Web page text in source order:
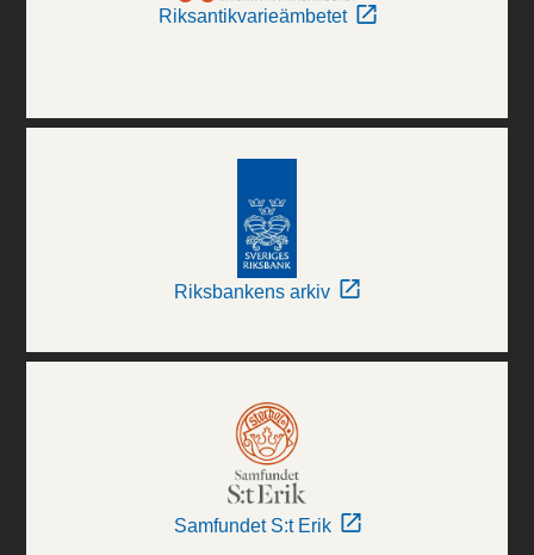
Riksantikvarieämbetet
Riksbankens arkiv
Samfundet S:t Erik